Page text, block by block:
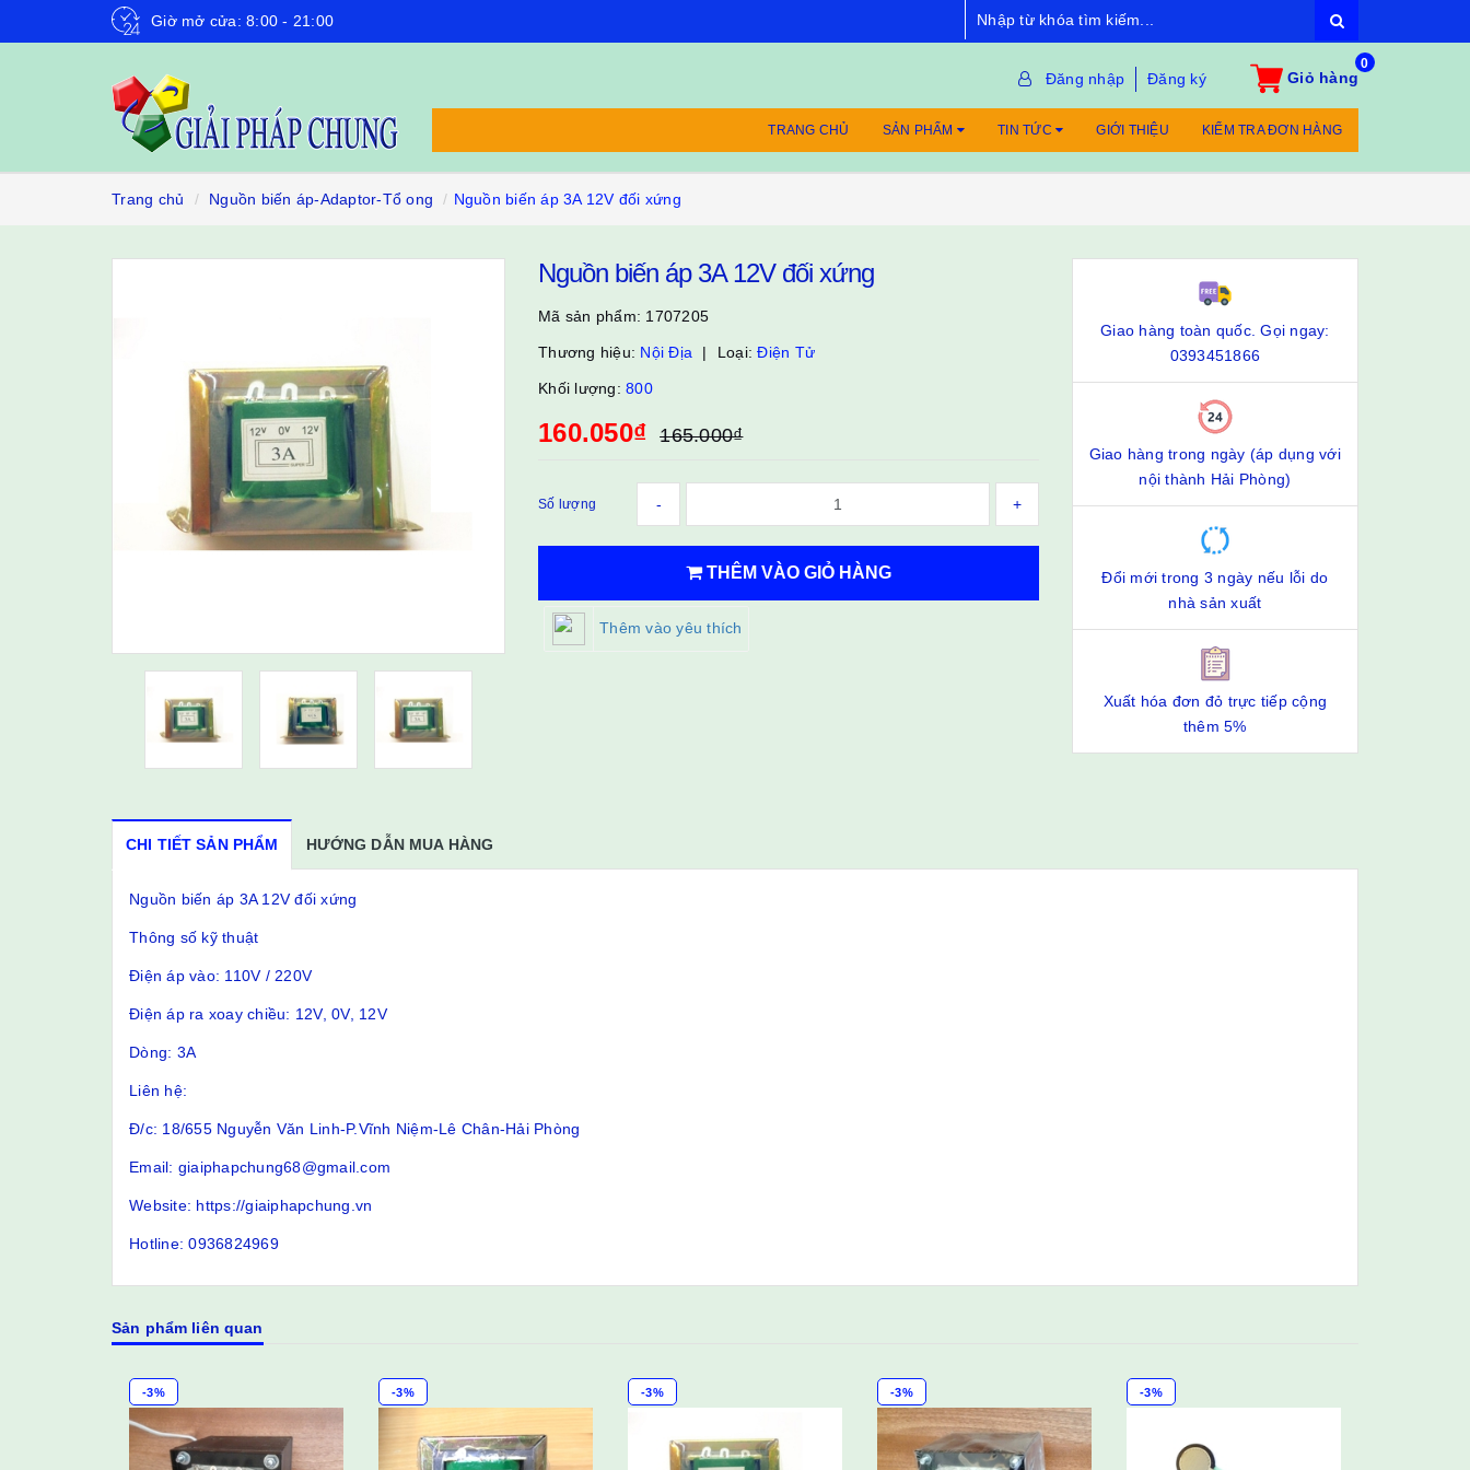
Giờ mở cửa: 8:00 - 21:00
Đăng nhập Đăng ký
0
Giỏ hàng
TRANG CHỦ SẢN PHẨM TIN TỨC GIỚI THIỆU KIỂM TRA ĐƠN HÀNG
Trang chủ Nguồn biến áp-Adaptor-Tổ ong Nguồn biến áp 3A 12V đối xứng
Nguồn biến áp 3A 12V đối xứng
Mã sản phẩm: 1707205
Thương hiệu: Nội Địa Loại:Điện Tử
Khối lượng: 800
160.050₫ 165.000₫
Số lượng - +
THÊM VÀO GIỎ HÀNG
Thêm vào yêu thích
Giao hàng toàn quốc. Gọi ngay:
0393451866
Giao hàng trong ngày (áp dụng với
nội thành Hải Phòng)
Đổi mới trong 3 ngày nếu lỗi do
nhà sản xuất
Xuất hóa đơn đỏ trực tiếp cộng
thêm 5%
CHI TIẾT SẢN PHẨM HƯỚNG DẪN MUA HÀNG
Nguồn biến áp 3A 12V đối xứng
Thông số kỹ thuật
Điện áp vào: 110V / 220V
Điện áp ra xoay chiều: 12V, 0V, 12V
Dòng: 3A
Liên hệ:
Đ/c: 18/655 Nguyễn Văn Linh-P.Vĩnh Niệm-Lê Chân-Hải Phòng
Email: giaiphapchung68@gmail.com
Website: https://giaiphapchung.vn
Hotline: 0936824969
Sản phẩm liên quan
-3% -3% -3% -3% -3%